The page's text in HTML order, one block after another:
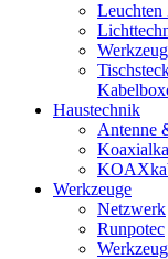
Leuchten
Haustechnik
Antenne
Werkzeuge
Netzwerk
Runpotec